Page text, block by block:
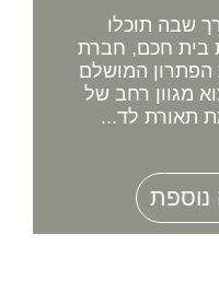
שבה תוכלו
בית חכם, חברת
הפתרון המושלם
מגוון רחב של
תאורת לד...
נוספת